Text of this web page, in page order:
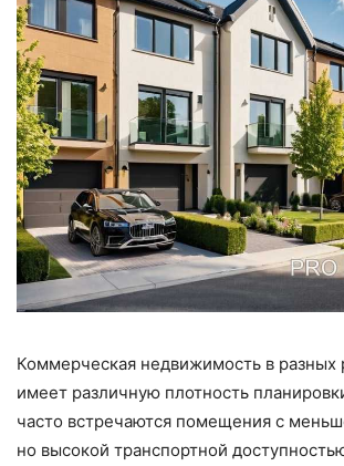
Коммерческая недвижимость в разных
имеет различную плотность
часто встречаются помещения с
но высокой транспортной